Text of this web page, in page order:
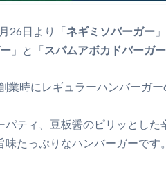
26日より「ネギミソバーガー
」と「スパムアボカドバーガー
業時にレギュラーハンバーガ
ティ、豆板醤のピリッとした
たっぷりなハンバーガーです。